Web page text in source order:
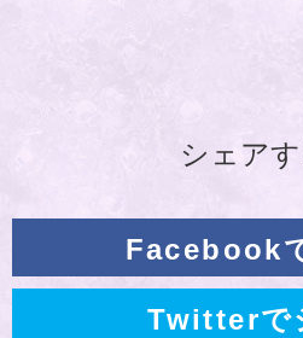
シェア
Facebook
Twitterで